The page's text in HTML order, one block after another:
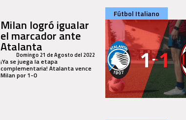
Milan logró igualar
el marcador ante
Atalanta
Domingo 21 de Agosto del 2022
¡Ya se juega la etapa
complementaria! Atalanta vence
Milan por 1-0
Fútbol Italiano